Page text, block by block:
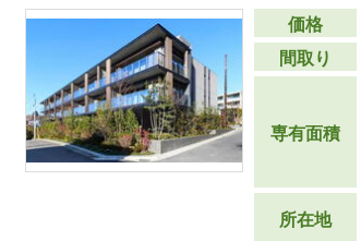
価格
間取り
専有面積
所在地